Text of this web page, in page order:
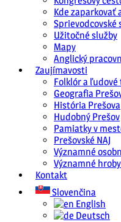
Kde zaparkovať
Sprievodcovské
Užitočné služby
Mapy
Anglický
Zaujímavosti
Folklór a
Geografia
História Prešova
Hudobný Prešov
Pamiatky v
Prešovské NAJ
Významné
Významné
Kontakt
Slovenčina
English
Deutsch